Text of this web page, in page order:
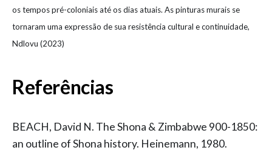
os tempos pré-coloniais até os dias atuais. As pinturas murais se
tornaram uma expressão de sua resistência cultural e continuidade,
Ndlovu (2023)
Referências
BEACH, David N. The Shona & Zimbabwe 900-1850:
an outline of Shona history. Heinemann, 1980.